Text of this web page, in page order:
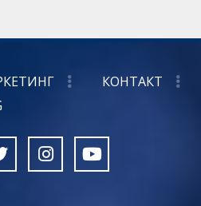
КОНТАКТ